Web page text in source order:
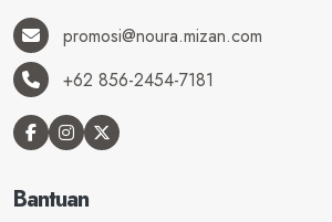
promosi@noura.mizan.com
+62 856-2454-7181
Bantuan